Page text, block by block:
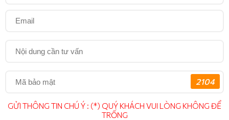
2104
GỬI THÔNG TIN CHÚ Ý : (*) QUÝ KHÁCH VUI LÒNG KHÔNG ĐỂ
TRỐNG